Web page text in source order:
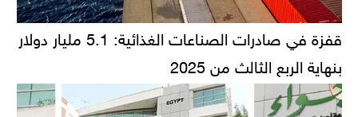
قفزة في صادرات الصناعات الغذائية: 5.1 مليار دولار
بنهاية الربع الثالث من 2025